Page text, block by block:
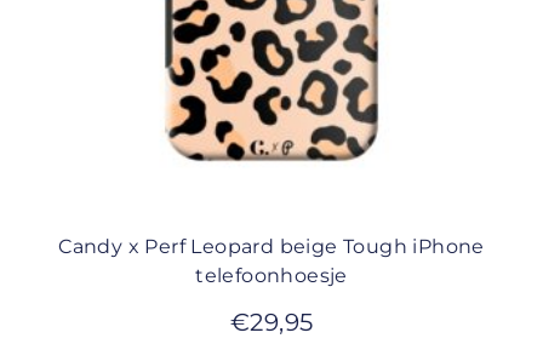
Candy x Perf Leopard beige Tough iPhone
telefoonhoesje
€29,95